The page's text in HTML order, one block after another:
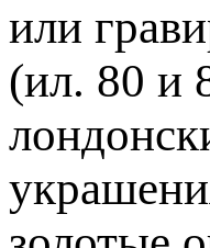
или
(ил. 80 и